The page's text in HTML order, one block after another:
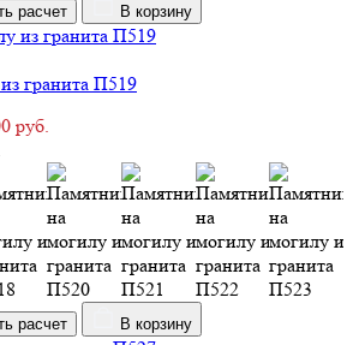
расчет В корзину
гранита П519
руб.
расчет В корзину